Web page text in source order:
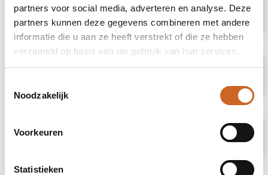
partners voor social media, adverteren en analyse. Deze
partners kunnen deze gegevens combineren met andere
informatie die u aan ze heeft verstrekt of die ze hebben
verzameld op basis van uw gebruik van hun services.
Noodzakelijk
Voorkeuren
Statistieken
de maten S/M (100x53 cm) en L/XL (119x61
cm).
Specificaties
Prijsspecificaties